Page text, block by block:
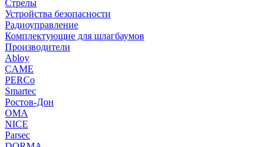
Стрелы
Устройства безопасности
Радиоуправление
Комплектующие для шлагбаумов
Производители
Abloy
CAME
PERCo
Smartec
Ростов-Дон
ОМА
NICE
Parsec